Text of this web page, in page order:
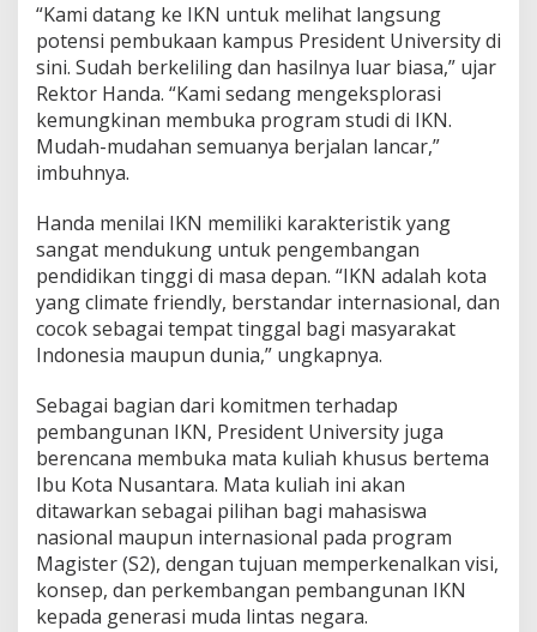
“Kami datang ke IKN untuk melihat langsung
potensi pembukaan kampus President University di
sini. Sudah berkeliling dan hasilnya luar biasa,” ujar
Rektor Handa. “Kami sedang mengeksplorasi
kemungkinan membuka program studi di IKN.
Mudah-mudahan semuanya berjalan lancar,”
imbuhnya.
Handa menilai IKN memiliki karakteristik yang
sangat mendukung untuk pengembangan
pendidikan tinggi di masa depan. “IKN adalah kota
yang climate friendly, berstandar internasional, dan
cocok sebagai tempat tinggal bagi masyarakat
Indonesia maupun dunia,” ungkapnya.
Sebagai bagian dari komitmen terhadap
pembangunan IKN, President University juga
berencana membuka mata kuliah khusus bertema
Ibu Kota Nusantara. Mata kuliah ini akan
ditawarkan sebagai pilihan bagi mahasiswa
nasional maupun internasional pada program
Magister (S2), dengan tujuan memperkenalkan visi,
konsep, dan perkembangan pembangunan IKN
kepada generasi muda lintas negara.